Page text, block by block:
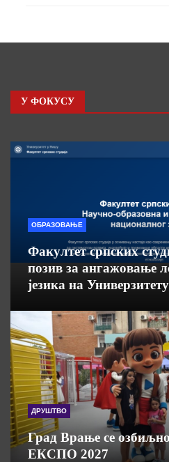
У ФОКУСУ
ОБРАЗОВАЊЕ
Факултет српских
позив за ангажовање
језика на
ДРУШТВО
Град Врање се
ЕКСПО 2027